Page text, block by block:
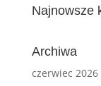
Najnowsze
Archiwa
czerwiec 2026